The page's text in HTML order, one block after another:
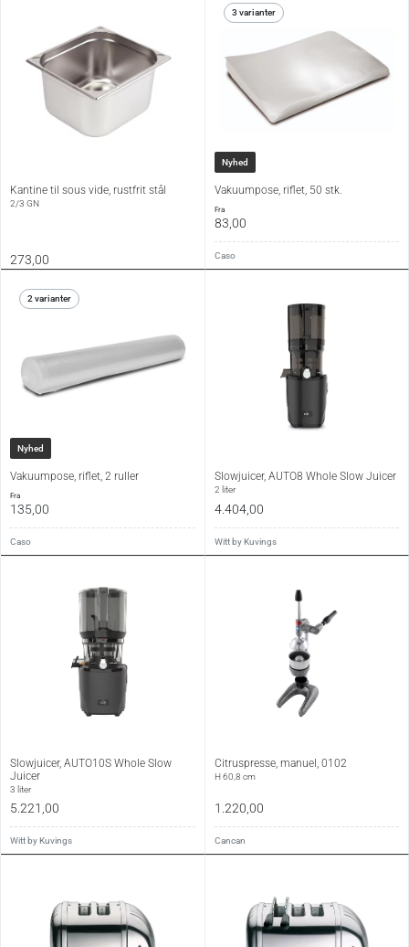
Kantine til sous vide, rustfrit stål
2/3 GN
273,00
3 varianter
Nyhed
Vakuumpose, riflet, 50 stk.
fra
83,00
Caso
2 varianter
Nyhed
Vakuumpose, riflet, 2 ruller
fra
135,00
Caso
Slowjuicer, AUTO8 Whole Slow Juicer
2 liter
4.404,00
Witt by Kuvings
Slowjuicer, AUTO10S Whole Slow
Juicer
3 liter
5.221,00
Witt by Kuvings
Citruspresse, manuel, 0102
H 60,8 cm
1.220,00
Cancan